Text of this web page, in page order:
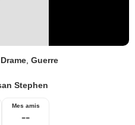
Drame Guerre
Stephen
Mes amis
--